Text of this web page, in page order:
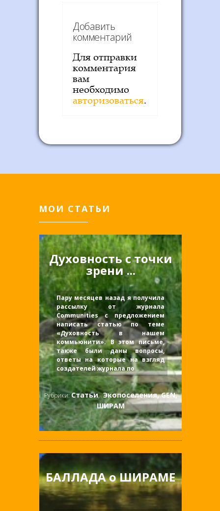
Добавить
комментарий
Для отправки
комментария
вам
необходимо
авторизоваться.
МОИ СТАТЬИ
Духовность c точки
зрени ...
Пару месяцев назад я получила
рассылку от журнала
Communities с предложением
написать статью по теме
«Духовность в нашем
коммьюнити». В этом письме,
также были даны вопросы,
ответы на которые на взгляд
создателей журнала по
Рубрики:Статьи,Экопоселения, GEN,
ШИРАМ
БАЛЛАДА о ШИРАМЕ